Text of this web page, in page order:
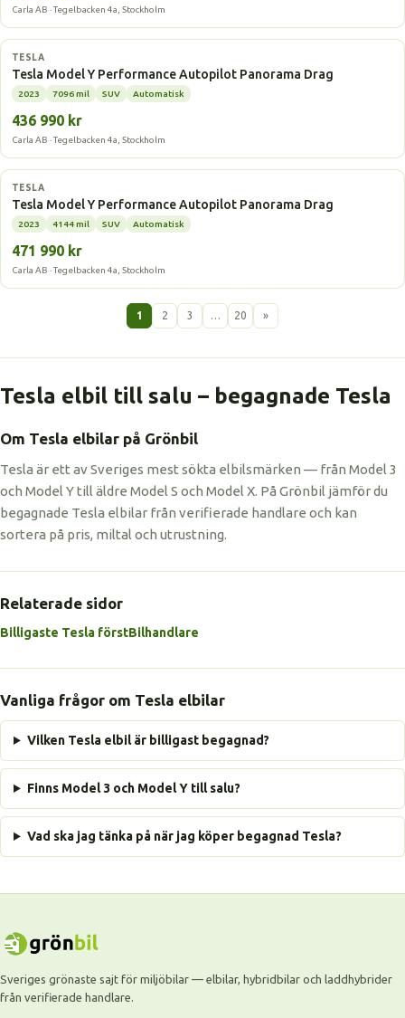
Carla AB · Tegelbacken 4a, Stockholm
Elbil
TESLA
Tesla Model Y Performance Autopilot Panorama Drag
2023 7096 mil SUV Automatisk
436 990 kr
Carla AB · Tegelbacken 4a, Stockholm
Elbil
TESLA
Tesla Model Y Performance Autopilot Panorama Drag
2023 4144 mil SUV Automatisk
471 990 kr
Carla AB · Tegelbacken 4a, Stockholm
1 2 3 … 20 »
Tesla elbil till salu – begagnade Tesla
Om Tesla elbilar på Grönbil
Tesla är ett av Sveriges mest sökta elbilsmärken — från Model 3
och Model Y till äldre Model S och Model X. På Grönbil jämför du
begagnade Tesla elbilar från verifierade handlare och kan
sortera på pris, miltal och utrustning.
Relaterade sidor
Billigaste Tesla förstBilhandlare
Vanliga frågor om Tesla elbilar
Vilken Tesla elbil är billigast begagnad?
Finns Model 3 och Model Y till salu?
Vad ska jag tänka på när jag köper begagnad Tesla?
Sveriges grönaste sajt för miljöbilar — elbilar, hybridbilar och laddhybrider
från verifierade handlare.